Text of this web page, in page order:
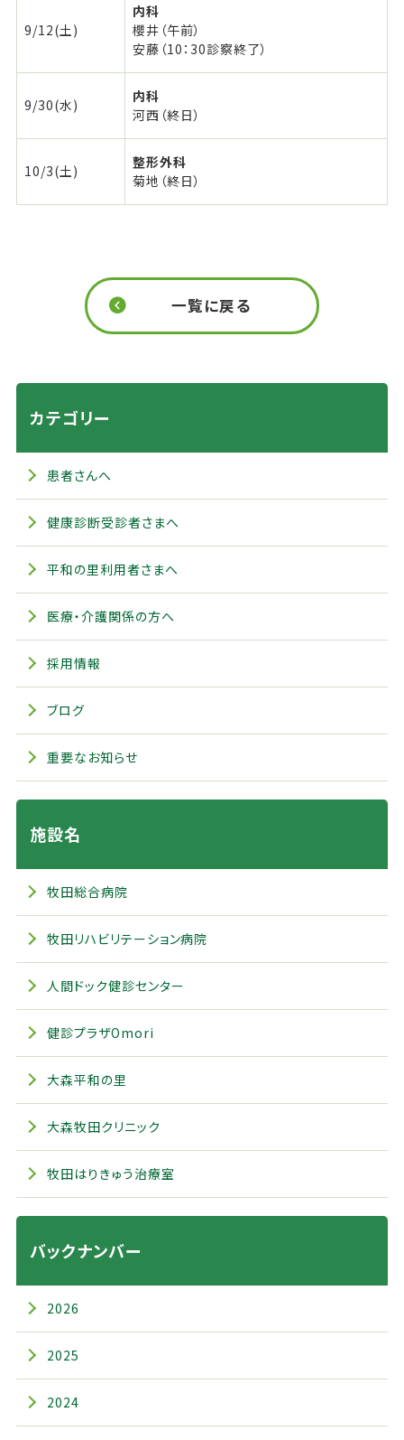
9/12(土)
内科
櫻井（午前）
安藤（10：30診察終了）
9/30(水)
内科
河西（終日）
10/3(土)
整形外科
菊地（終日）
一覧に戻る
カテゴリー
患者さんへ
健康診断受診者さまへ
平和の里利用者さまへ
医療・介護関係の方へ
採用情報
ブログ
重要なお知らせ
施設名
牧田総合病院
牧田リハビリテーション病院
人間ドック健診センター
健診プラザOmori
大森平和の里
大森牧田クリニック
牧田はりきゅう治療室
バックナンバー
2026
2025
2024